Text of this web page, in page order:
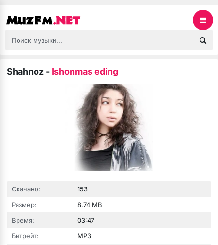
Shahnoz - Ishonmas eding
Скачано:
153
Размер:
8.74 MB
Время:
03:47
Битрейт:
MP3